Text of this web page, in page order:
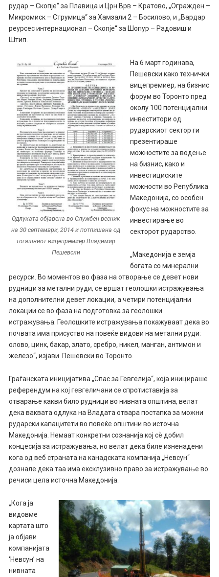
рудар – Скопје“ за Плавица и Црн Врв – Кратово, „Огражден –
Микромиск – Струмица“ за Хамзали 2 – Босилово, и „Вардар
реурсес интернационал – Скопје“ за Шопур – Радовиш и
Штип.
Одлуката објавена во Службен весник
на 30 септември, 2014 и потпишана од
тогашниот вицепремиер Владимир
Пешевски
На 6 март годинава,
Пешевски како технички
вицепремиер, на бизнис
форум во Торонто пред
околу 100 потенцијални
инвеститори од
рударскиот сектор ги
презентираше
можностите за водење
на бизнис, како и
инвестициските
можности во Република
Македонија, со особен
фокус на можностите за
инвестирање во
секторот рударство.
„Македонија е земја
богата со минерални
ресурси. Во моментов во фаза на отворање се девет нови
рудници за метални руди, се вршат геолошки истражувања
на дополнителни девет локации, а четири потенцијални
локации се во фаза на подготовка за геолошки
истражувања. Геолошките истражувања покажуваат дека во
почвата има присуство на повеќе видови на метални руди:
олово, цинк, бакар, злато, сребро, никел, манган, антимон и
железо“, изјави Пешевски во Торонто.
Граѓанската иницијатива „Спас за Гевгелија“, која иницираше
референдум на кој гевгеличани се спротиставија за
отварање какви било рудници во нивната општина, велат
дека ваквата одлука на Владата отвара постапка за можни
рударски капацитети во повеќе општини во источна
Македонија. Немаат конкретни сознанија кој сѐ добил
концесија за истражувања, но велат дека биле изненадени
кога од веб страната на канадската компанија „Невсун“
дознале дека таа има ексклузивно право за истражување во
речиси цела источна Македонија.
„Кога ја
видовме
картата што
ја објави
компанијата
‘Невсун’ на
нивната